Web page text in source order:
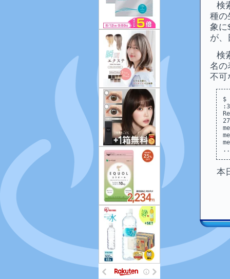
検
種の
象に
が、
検
名の
不可
$
message/
message/
message/
本